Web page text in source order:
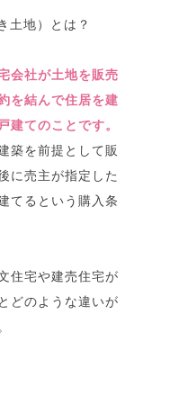
会社が土地を販売
を結んで住居を建
建てのことです。
築を前提として販
に売主が指定した
てるという購入条
住宅や建売住宅が
どのような違いが